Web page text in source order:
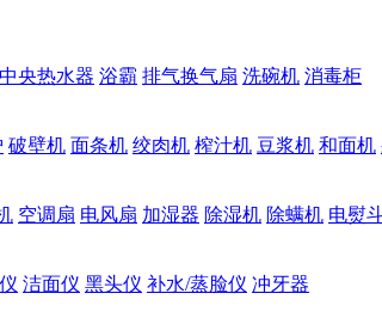
中央热水器 浴霸 排气换气扇 洗碗机 消毒柜
破壁机 面条机 绞肉机 榨汁机 豆浆机 和面机
空调扇 电风扇 加湿器 除湿机 除螨机 电熨
洁面仪 黑头仪 补水/蒸脸仪 冲牙器